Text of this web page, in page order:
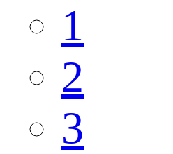
1
2
3